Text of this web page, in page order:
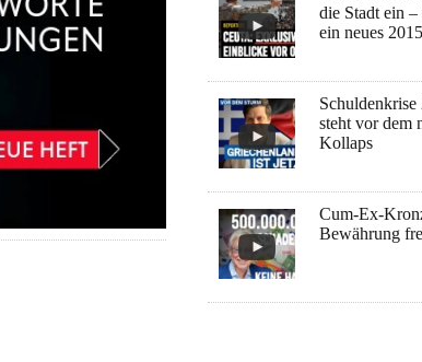
die Stadt ein
ein neues
steht vor dem
Kollaps
Cum-Ex-
Bewährung